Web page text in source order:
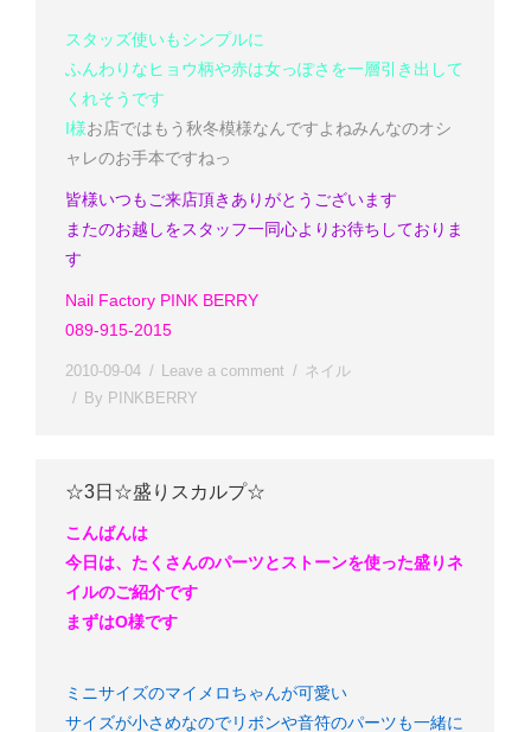
スタッズ使いもシンプルに
ふんわりなヒョウ柄や赤は女っぽさを一層引き出して
くれそうです
I様お店ではもう秋冬模様なんですよねみんなのオシ
ャレのお手本ですねっ
皆様いつもご来店頂きありがとうございます
またのお越しをスタッフ一同心よりお待ちしておりま
す
Nail Factory PINK BERRY
089-915-2015
2010-09-04 Leave a comment
ネイル
By PINKBERRY
☆3日☆盛りスカルプ☆
こんばんは
今日は、たくさんのパーツとストーンを使った盛りネ
イルのご紹介です
まずはO様です
ミニサイズのマイメロちゃんが可愛い
サイズが小さめなのでリボンや音符のパーツも一緒に